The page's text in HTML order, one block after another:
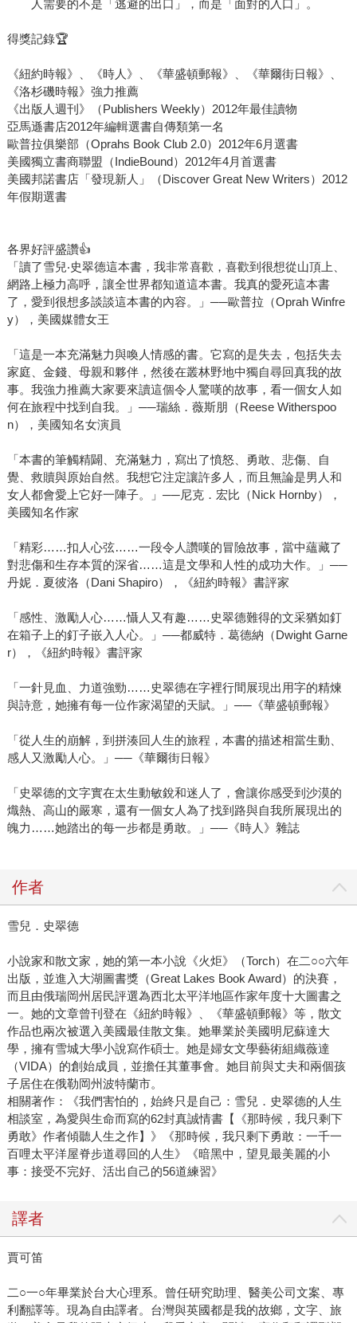
人需要的不是「逃避的出口」，而是「面對的入口」。
得獎記錄🏆
《紐約時報》、《時人》、《華盛頓郵報》、《華爾街日報》、
《洛杉磯時報》強力推薦
《出版人週刊》（Publishers Weekly）2012年最佳讀物
亞馬遜書店2012年編輯選書自傳類第一名
歐普拉俱樂部（Oprahs Book Club 2.0）2012年6月選書
美國獨立書商聯盟（IndieBound）2012年4月首選書
美國邦諾書店「發現新人」（Discover Great New Writers）2012
年假期選書
各界好評盛讚👍
「讀了雪兒‧史翠德這本書，我非常喜歡，喜歡到很想從山頂上、
網路上極力高呼，讓全世界都知道這本書。我真的愛死這本書
了，愛到很想多談談這本書的內容。」──歐普拉（Oprah Winfre
y），美國媒體女王
「這是一本充滿魅力與喚人情感的書。它寫的是失去，包括失去
家庭、金錢、母親和夥伴，然後在叢林野地中獨自尋回真我的故
事。我強力推薦大家要來讀這個令人驚嘆的故事，看一個女人如
何在旅程中找到自我。」──瑞絲．薇斯朋（Reese Witherspoo
n），美國知名女演員
「本書的筆觸精闢、充滿魅力，寫出了憤怒、勇敢、悲傷、自
覺、救贖與原始自然。我想它注定讓許多人，而且無論是男人和
女人都會愛上它好一陣子。」──尼克．宏比（Nick Hornby），
美國知名作家
「精彩……扣人心弦……一段令人讚嘆的冒險故事，當中蘊藏了
對悲傷和生存本質的深省……這是文學和人性的成功大作。」──
丹妮．夏彼洛（Dani Shapiro），《紐約時報》書評家
「感性、激勵人心……懾人又有趣……史翠德難得的文采猶如釘
在箱子上的釘子嵌入人心。」──都威特．葛德納（Dwight Garne
r），《紐約時報》書評家
「一針見血、力道強勁……史翠德在字裡行間展現出用字的精煉
與詩意，她擁有每一位作家渴望的天賦。」──《華盛頓郵報》
「從人生的崩解，到拼湊回人生的旅程，本書的描述相當生動、
感人又激勵人心。」──《華爾街日報》
「史翠德的文字實在太生動敏銳和迷人了，會讓你感受到沙漠的
熾熱、高山的嚴寒，還有一個女人為了找到路與自我所展現出的
魄力……她踏出的每一步都是勇敢。」──《時人》雜誌
作者
雪兒．史翠德
小說家和散文家，她的第一本小說《火炬》（Torch）在二○○六年
出版，並進入大湖圖書獎（Great Lakes Book Award）的決賽，
而且由俄瑞岡州居民評選為西北太平洋地區作家年度十大圖書之
一。她的文章曾刊登在《紐約時報》、《華盛頓郵報》等，散文
作品也兩次被選入美國最佳散文集。她畢業於美國明尼蘇達大
學，擁有雪城大學小說寫作碩士。她是婦女文學藝術組織薇達
（VIDA）的創始成員，並擔任其董事會。她目前與丈夫和兩個孩
子居住在俄勒岡州波特蘭市。
相關著作：《我們害怕的，始終只是自己：雪兒．史翠德的人生
相談室，為愛與生命而寫的62封真誠情書【《那時候，我只剩下
勇敢》作者傾聽人生之作】》《那時候，我只剩下勇敢：一千一
百哩太平洋屋脊步道尋回的人生》《暗黑中，望見最美麗的小
事：接受不完好、活出自己的56道練習》
譯者
賈可笛
二○一○年畢業於台大心理系。曾任研究助理、醫美公司文案、專
利翻譯等。現為自由譯者。台灣與英國都是我的故鄉，文字、旅